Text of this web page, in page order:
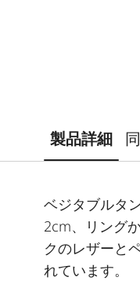
製品詳細
ベジタブルタ
2cm、リング
クのレザーと
れています。